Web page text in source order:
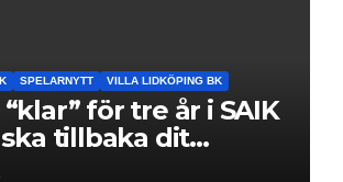
SPELARNYTT VILLA LIDKÖPING BK
för tre år i SAIK
ska tillbaka dit
hör hemma”